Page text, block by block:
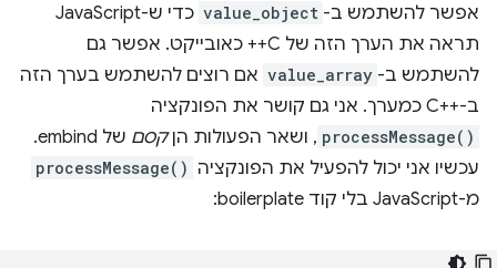
אפשר להשתמש ב- value_object
כדי ש-JavaScript
תראה את הערך הזה של C++ כאובייקט. אפשר גם
להשתמש ב- value_array אם רוצים להשתמש בערך הזה
ב-C++‎ כמערך. אני גם קושר את הפונקציה
processMessage() , ושאר הפעולות הןקסם
של embind.
עכשיו אני יכול להפעיל את הפונקציה processMessage()
מ-JavaScript בלי קוד boilerplate: